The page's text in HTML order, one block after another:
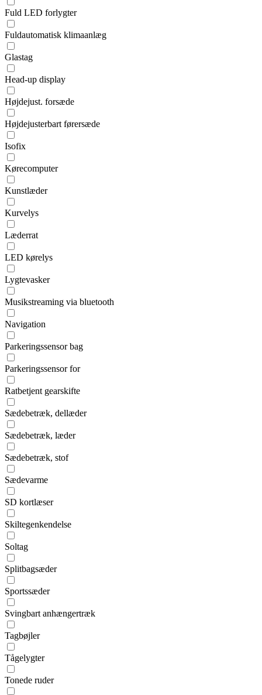
Fuld LED forlygter
Fuldautomatisk klimaanlæg
Glastag
Head-up display
Højdejust. forsæde
Højdejusterbart førersæde
Isofix
Kørecomputer
Kunstlæder
Kurvelys
Læderrat
LED kørelys
Lygtevasker
Musikstreaming via bluetooth
Navigation
Parkeringssensor bag
Parkeringssensor for
Ratbetjent gearskifte
Sædebetræk, dellæder
Sædebetræk, læder
Sædebetræk, stof
Sædevarme
SD kortlæser
Skiltegenkendelse
Soltag
Splitbagsæder
Sportssæder
Svingbart anhængertræk
Tagbøjler
Tågelygter
Tonede ruder